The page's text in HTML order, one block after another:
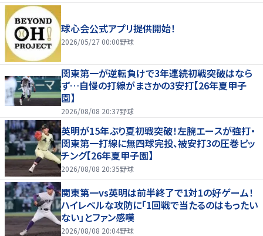
球心会公式アプリ提供開始！
2026/05/27 00:00野球
関東第一が逆転負けで3年連続初戦突破はなら
ず…自慢の打線がまさかの3安打【26年夏甲子
園】
2026/08/08 20:37野球
英明が15年ぶり夏初戦突破！左腕エースが強打・
関東第一打線に無四球完投、被安打3の圧巻ピッ
チング【26年夏甲子園】
2026/08/08 20:35野球
関東第一vs英明は前半終了で1対1の好ゲーム！
ハイレベルな攻防に「1回戦で当たるのはもったい
ない」とファン感嘆
2026/08/08 20:04野球